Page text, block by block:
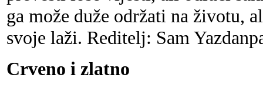
ga može duže održati na životu,
svoje laži. Reditelj: Sam
Crveno i zlatno